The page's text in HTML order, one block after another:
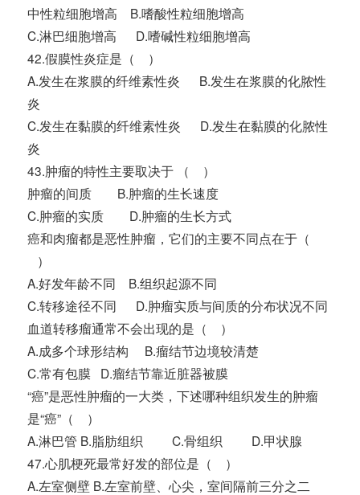
中性粒细胞增高 B.嗜酸性粒细胞增高
C.淋巴细胞增高 D.嗜碱性粒细胞增高
42.假膜性炎症是（ ）
A.发生在浆膜的纤维素性炎 B.发生在浆膜的化脓性
炎
C.发生在黏膜的纤维素性炎 D.发生在黏膜的化脓性
炎
43.肿瘤的特性主要取决于 （ ）
肿瘤的间质 B.肿瘤的生长速度
C.肿瘤的实质 D.肿瘤的生长方式
癌和肉瘤都是恶性肿瘤，它们的主要不同点在于（
）
A.好发年龄不同 B.组织起源不同
C.转移途径不同 D.肿瘤实质与间质的分布状况不同
血道转移瘤通常不会出现的是（ ）
A.成多个球形结构 B.瘤结节边境较清楚
C.常有包膜 D.瘤结节靠近脏器被膜
“癌”是恶性肿瘤的一大类，下述哪种组织发生的肿瘤
是“癌”（ ）
A.淋巴管 B.脂肪组织 C.骨组织 D.甲状腺
47.心肌梗死最常好发的部位是（ ）
A.左室侧壁 B.左室前壁、心尖，室间隔前三分之二